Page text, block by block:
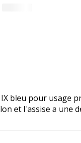
au panier
bleu pour usage
et l'assise a une